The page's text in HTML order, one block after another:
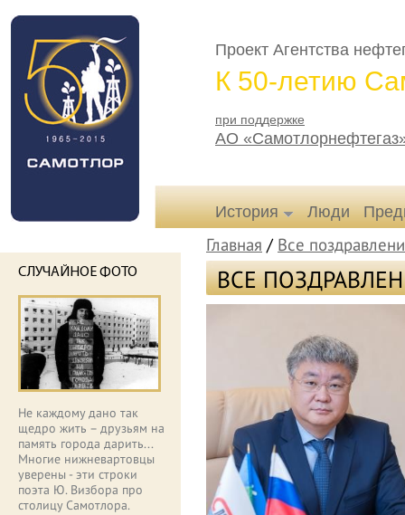
Проект Агентства
К 50-летию
при поддержке
АО
История Люди
СЛУЧАЙНОЕ ФОТО
Не каждому дано так
щедро жить – друзьям на
память города дарить...
Многие нижневартовцы
уверены - эти строки
поэта Ю. Визбора про
столицу Самотлора.
Главная / Все
ВСЕ